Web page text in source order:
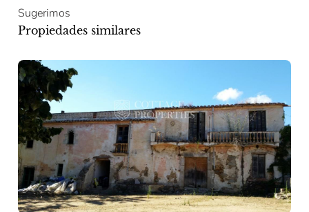
Sugerimos
Propiedades similares